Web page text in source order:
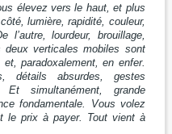
élevez vers le haut, et plus
lumière, rapidité, couleur,
l’autre, lourdeur, brouillage,
verticales mobiles sont
paradoxalement, en enfer.
détails absurdes, gestes
Et simultanément, grande
fondamentale. Vous volez
le prix à payer. Tout vient à